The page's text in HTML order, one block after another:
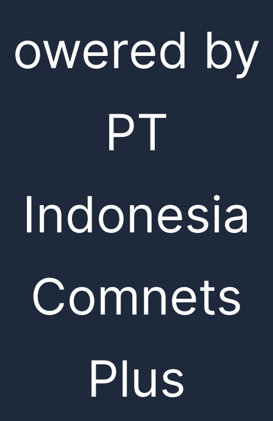
owered by
PT
Indonesia
Comnets
Plus